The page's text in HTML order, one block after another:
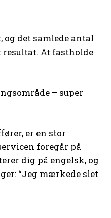
og det samlede antal
resultat. At fastholde
– super
er en stor
foregår på
dig på engelsk, og
“Jeg mærkede slet